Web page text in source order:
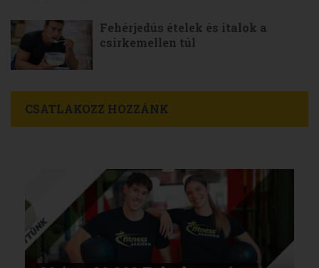
Fehérjedús ételek és italok a
csirkemellen túl
CSATLAKOZZ HOZZÁNK